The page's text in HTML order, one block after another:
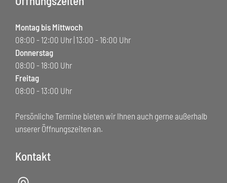
Montag bis Mittwoch
08:00 - 12:00 Uhr | 13:00 - 16:00 Uhr
Donnerstag
08:00 - 18:00 Uhr
Freitag
08:00 - 13:00 Uhr
Persönliche Termine bieten wir Ihnen auch gerne außerhalb
unserer Öffnungszeiten an.
Kontakt